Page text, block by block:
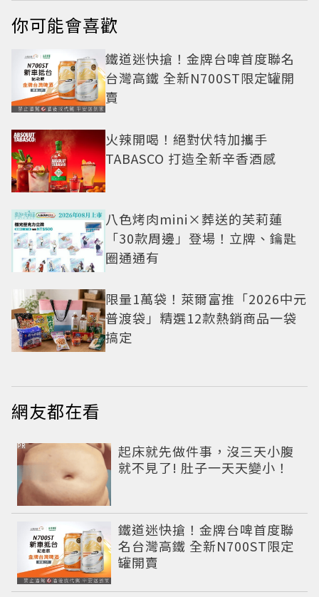
你可能會喜歡
鐵道迷快搶！金牌台啤首度聯名
台灣高鐵 全新N700ST限定罐開
賣
火辣開喝！絕對伏特加攜手
TABASCO 打造全新辛香酒感
八色烤肉mini×葬送的芙莉蓮
「30款周邊」登場！立牌、鑰匙
圈通通有
限量1萬袋！萊爾富推「2026中元
普渡袋」精選12款熱銷商品一袋
搞定
網友都在看
起床就先做件事，沒三天小腹
就不見了! 肚子一天天變小！
PR
鐵道迷快搶！金牌台啤首度聯
名台灣高鐵 全新N700ST限定
罐開賣